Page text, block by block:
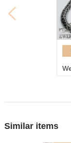
Similar items